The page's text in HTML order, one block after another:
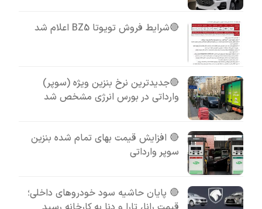
🔴شرایط فروش تویوتا BZ5 اعلام شد
🔴جدیدترین نرخ بنزین ویژه (سوپر)
وارداتی در بورس انرژی مشخص شد
🔴 افزایش قیمت بهای تمام شده بنزین
سوپر وارداتی
🔴 پایان حاشیه سود خودروهای داخلی؛